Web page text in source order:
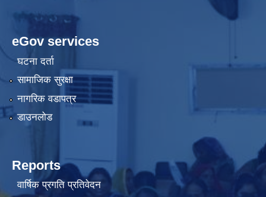
eGov services
घटना दर्ता
सामाजिक सुरक्षा
नागरिक वडापत्र
डाउनलोड
Reports
वार्षिक प्रगति प्रतिवेदन